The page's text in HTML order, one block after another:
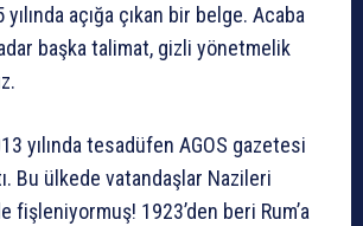
açığa çıkan bir belge. Acaba
başka talimat, gizli yönetmelik
yılında tesadüfen AGOS gazetesi
Bu ülkede vatandaşlar Nazileri
fişleniyormuş! 1923’den beri Rum’a